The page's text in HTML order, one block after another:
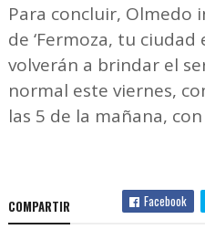
Para concluir, Olmedo
de ‘Fermoza, tu ciudad
volverán a brindar el
normal este viernes,
las 5 de la mañana,
COMPARTIR Facebook